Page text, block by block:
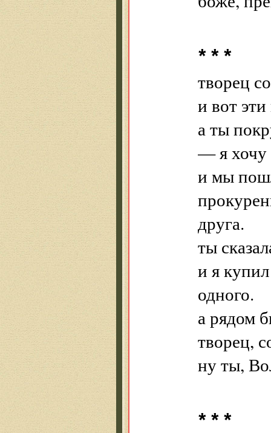
* * *
творец
и вот
а ты
— я хочу
и мы
друга.
ты
и я
одного.
а рядом
творец,
ну ты,
* * *